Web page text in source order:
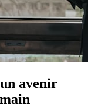
avenir